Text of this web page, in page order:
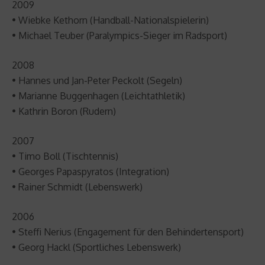
2009
• Wiebke Kethorn (Handball-Nationalspielerin)
• Michael Teuber (Paralympics-Sieger im Radsport)
2008
• Hannes und Jan-Peter Peckolt (Segeln)
• Marianne Buggenhagen (Leichtathletik)
• Kathrin Boron (Rudern)
2007
• Timo Boll (Tischtennis)
• Georges Papaspyratos (Integration)
• Rainer Schmidt (Lebenswerk)
2006
• Steffi Nerius (Engagement für den Behindertensport)
• Georg Hackl (Sportliches Lebenswerk)